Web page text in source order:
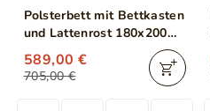
Polsterbett mit Bettkasten
und Lattenrost 180x200
Cloud Braun
705,00 €
589,00 €